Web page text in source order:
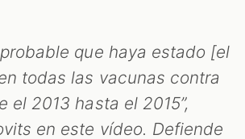
que haya estado [el
todas las vacunas contra
el 2013 hasta el 2015”,
en este vídeo. Defiende